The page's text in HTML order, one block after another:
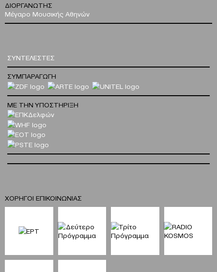
ΔΙΟΡΓΑΝΩΤΗΣ
Μέγαρο Μουσικής Αθηνών
ΣΥΝΤΕΛΕΣΤΕΣ
ΣΥΜΠΑΡΑΓΩΓΗ
ΜΕ ΤΗΝ ΥΠΟΣΤΗΡΙΞΗ
ΧΟΡΗΓΟΙ ΕΠΙΚΟΙΝΩΝΙΑΣ